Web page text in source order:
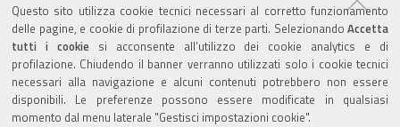
Questo sito utilizza cookie tecnici necessari al corretto funzionamento
delle pagine, e cookie di profilazione di terze parti. Selezionando Accetta
tutti i cookiesi acconsente all’utilizzo dei cookie analytics e di
profilazione. Chiudendo il banner verranno utilizzati solo i cookie tecnici
necessari alla navigazione e alcuni contenuti potrebbero non essere
disponibili. Le preferenze possono essere modificate in qualsiasi
momento dal menu laterale "Gestisci impostazioni cookie".
PSC e RUE
Valuta questo sito